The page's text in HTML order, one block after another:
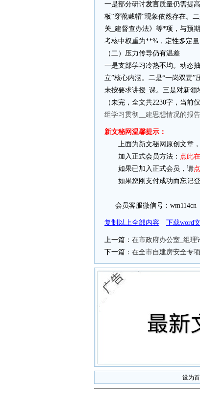
一是部分研讨发言质量仍需提
板“穿靴戴帽”现象依然存在。
关_建督查办法》等*项，与预
考核中权重为**%，定性多定量
（二）压力传导仍有温差
一是支部学习冷热不均。动态
立”核心内涵。二是“一岗双责
未按要求讲授_课。三是对新
（未完，全文共2230字，当前
组学习贯彻__建思想情况的报告
新文秘网温馨提示：
上面为新文秘网原创文章，
加入正式会员方法： 点此
如果已加入正式会员，请
如果您刚支付成功而忘记登
会员客服微信号：wm114cn
复制以上全部内容 下载word
上一篇： 在市政府办公室_组理
下一篇： 在全市自建房安全专
设为